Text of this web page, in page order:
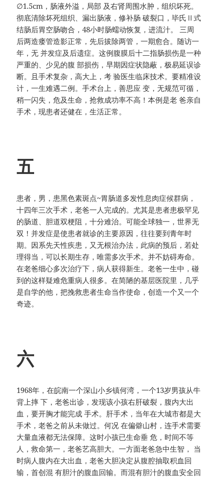
∅1.5cm，肠液外溢，局部 及右肾周围水肿，组织坏死。
彻底清除坏死组织、漏出肠液，修补肠 破裂口，毕氏Ⅱ式
结肠后胃空肠吻合，48小时肠蠕动恢复，进流汁。 三周
后两造瘘管造影正常，先后拔除两管，一期愈合。随访一
年，无 并发症及后遗症。这例腹膜后十二指肠损伤是一种
严重的、少见的腹 部损伤，早期因症状隐蔽，极易延误诊
断。且手术复杂，高大上，考 验医生临床技术。要精准设
计，一生难遇二例。手术台上，善思应 变，无规范可循，
稍一闪失，危及生命，抢救成功率不高！本例是老 爸亲自
手术，现患者还健在，生活正常。
五
患者，男，患黑色素斑点~胃肠道多发性息肉症候群病，
十四年三次手术，老爸一人完成的。尤其是患者患极罕见
的肠道、胆道双梗阻，十分难治。可能全球独一，世界无
双！并发症是使患者就诊的主要原因，往往要到青年时
期。因系先天性疾患，又无根治办法，此病的预后，若处
理得当，可以长期生存，唯需多次手术。并不妨碍寿命。
在老爸细心多次治疗下，病人获得新生。老爸一生中，碰
到的这样疑难危重病人很多。在简陋的基层医院里，几乎
是自学的他，把挽救患者生命当作使命，创造一个又一个
奇迹。
六
1968年，在皖南一个深山小乡镇何湾，一个13岁男孩从牛
背上摔 下，老爸出诊，发现该小孩右肝破裂，腹内大出
血，要开胸才能完成 手术。肝手术，当年在大城市都是大
手术，老爸之前从未做过。何况 在偏僻山村，连手术需要
大量血液都无法保障。这时小孩已生命垂 危，时间不等
人，救命第一，老爸艺高胆大。一方面老爸急中生智， 当
时病人腹内在大出血，老爸大胆决定从腹腔抽取积血回
输，首创混 有胆汁的腹血回输。而混有胆汁的腹血安全回